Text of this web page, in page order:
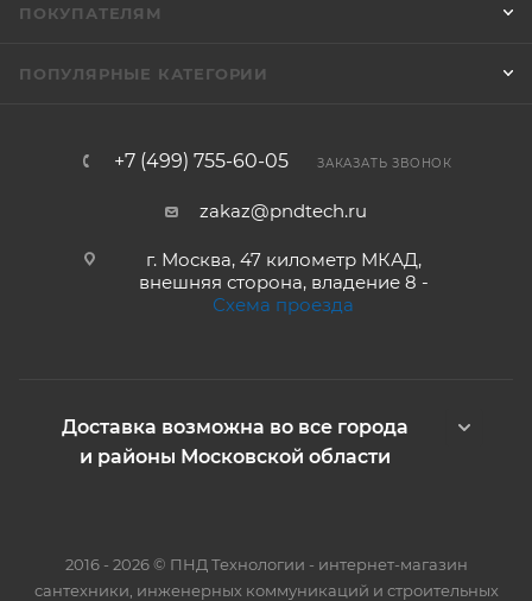
ПОКУПАТЕЛЯМ
ПОПУЛЯРНЫЕ КАТЕГОРИИ
+7 (499) 755-60-05 ЗАКАЗАТЬ ЗВОНОК
zakaz@pndtech.ru
г. Москва, 47 километр МКАД,
внешняя сторона, владение 8 -
Схема проезда
Доставка возможна во все города
и районы Московской области
2016 - 2026 © ПНД Технологии - интернет-магазин
сантехники, инженерных коммуникаций и строительных